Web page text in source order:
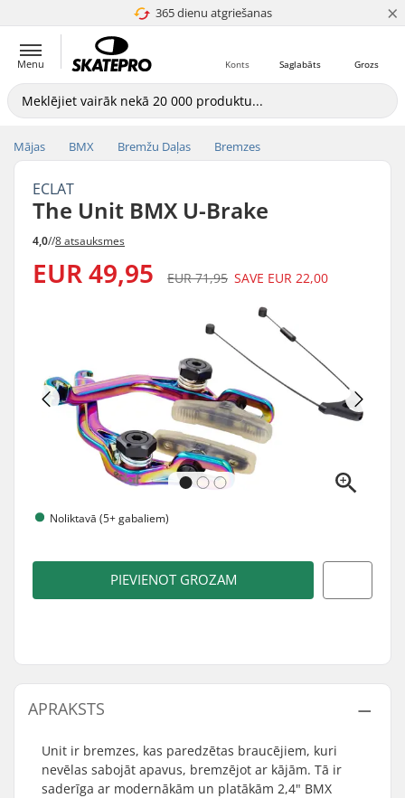
365 dienu atgriešanas
4.8 no 5 ×
Menu Grozs
Saglabāts
Konts
Mājas BMX Bremžu Daļas Bremzes
ECLAT
The Unit BMX U-Brake
4,0//8 atsauksmes
EUR 49,95 EUR 71,95 SAVE EUR 22,00
Noliktavā (5+ gabaliem)
PIEVIENOT GROZAM
APRAKSTS
Unit ir bremzes, kas paredzētas braucējiem, kuri
nevēlas sabojāt apavus, bremzējot ar kājām. Tā ir
saderīga ar modernākām un platākām 2,4" BMX